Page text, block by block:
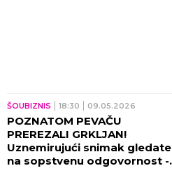
ŠOUBIZNIS 18:30 09.05.2026
POZNATOM PEVAČU
PREREZALI GRKLJAN!
Uznemirujući snimak gledate
na sopstvenu odgovornost -